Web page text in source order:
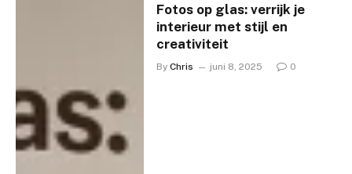
Fotos op glas: verrijk je
interieur met stijl en
creativiteit
By Chris juni 8, 2025 0